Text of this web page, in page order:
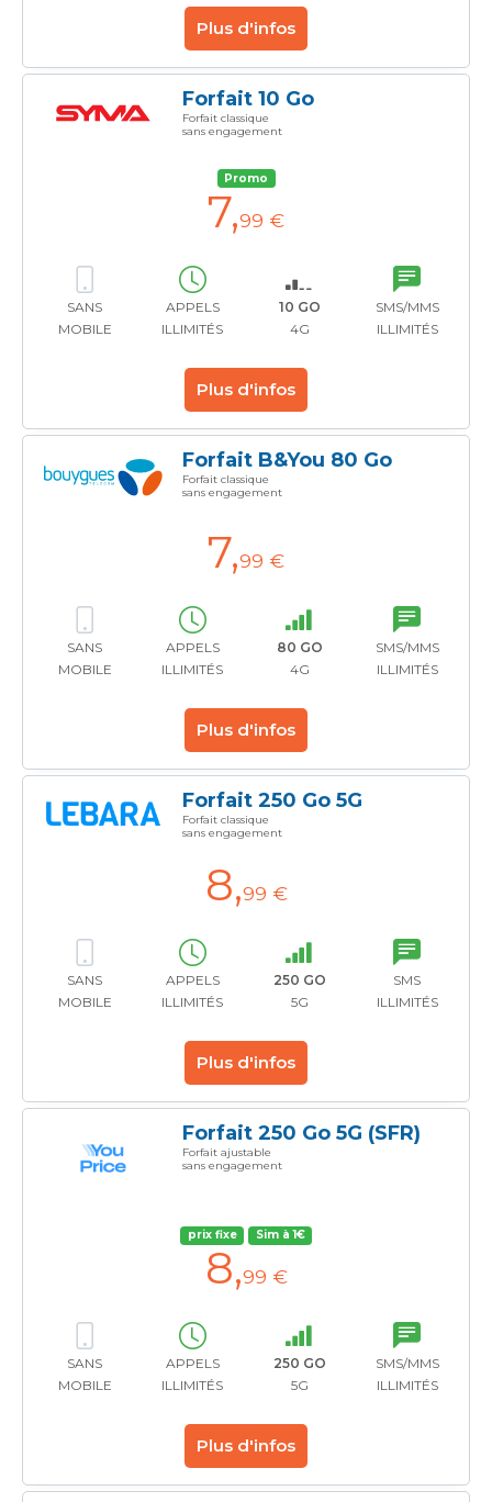
Plus d'infos
Forfait 10 Go
Forfait classique
sans engagement
Promo
7,99 €
SANS
MOBILE
APPELS
ILLIMITÉS
10 GO
4G
SMS/MMS
ILLIMITÉS
Plus d'infos
Forfait B&You 80 Go
Forfait classique
sans engagement
7,99 €
SANS
MOBILE
APPELS
ILLIMITÉS
80 GO
4G
SMS/MMS
ILLIMITÉS
Plus d'infos
Forfait 250 Go 5G
Forfait classique
sans engagement
8,99 €
SANS
MOBILE
APPELS
ILLIMITÉS
250 GO
5G
SMS
ILLIMITÉS
Plus d'infos
Forfait 250 Go 5G (SFR)
Forfait ajustable
sans engagement
prix fixe Sim à 1€
8,99 €
SANS
MOBILE
APPELS
ILLIMITÉS
250 GO
5G
SMS/MMS
ILLIMITÉS
Plus d'infos